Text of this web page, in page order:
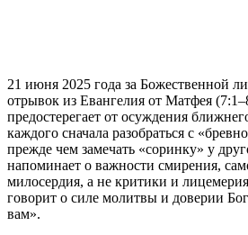
21 июня 2025 года за Божественной
отрывок из Евангелия от Матфея
предостерегает от осуждения
каждого сначала разобраться с
прежде чем замечать «соринку» у
напоминает о важности смирения,
милосердия, а не критики и
говорит о силе молитвы и доверии
вам».